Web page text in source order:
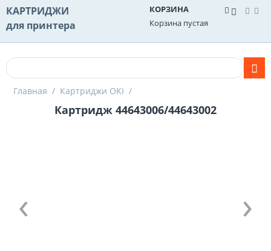
КАРТРИДЖИ
для принтера
КОРЗИНА
Корзина пустая
Главная / Картриджи OKI /
Картридж 44643006/44643002